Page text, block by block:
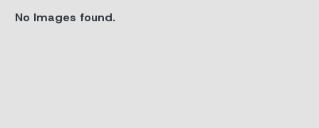
No Images found.